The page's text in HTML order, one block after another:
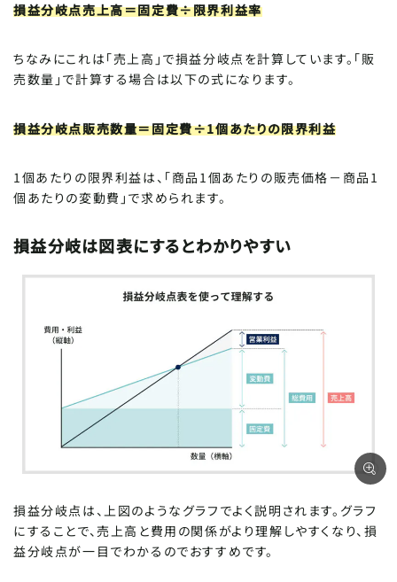
損益分岐点売上高＝固定費÷限界利益率
ちなみにこれは「売上高」で損益分岐点を計算しています。「販
売数量」で計算する場合は以下の式になります。
損益分岐点販売数量＝固定費÷1個あたりの限界利益
1個あたりの限界利益は、「商品1個あたりの販売価格－商品1
個あたりの変動費」で求められます。
損益分岐は図表にするとわかりやすい
損益分岐点は、上図のようなグラフでよく説明されます。グラフ
にすることで、売上高と費用の関係がより理解しやすくなり、損
益分岐点が一目でわかるのでおすすめです。